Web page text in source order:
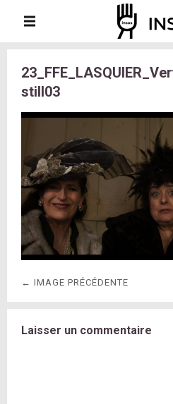
still03
← IMAGE PRÉCÉDENTE
Laisser un commentaire